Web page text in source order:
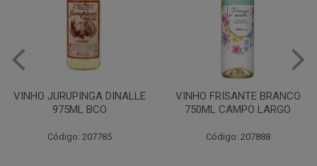
VINHO JURUPINGA DINALLE
975ML BCO
Código: 207785
VINHO FRISANTE BRANCO
750ML CAMPO LARGO
Código: 207888